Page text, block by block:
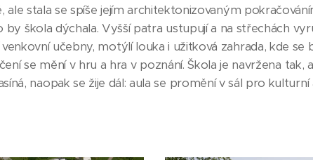
ale stala se spíše jejím architektonizovaným
škola dýchala. Vyšší patra ustupují a na střechách
učebny, motýlí louka i užitková zahrada, kde
se mění v hru a hra v poznání. Škola je navržena
naopak se žije dál: aula se promění v sál pro